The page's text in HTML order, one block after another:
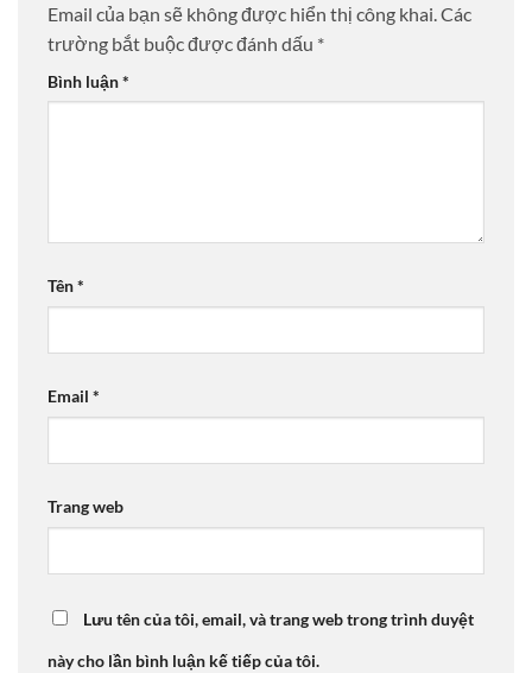
Email của bạn sẽ không được hiển thị công khai. Các
trường bắt buộc được đánh dấu *
Bình luận*
Tên*
Email *
Trang web
Lưu tên của tôi, email, và trang web trong trình duyệt
này cho lần bình luận kế tiếp của tôi.